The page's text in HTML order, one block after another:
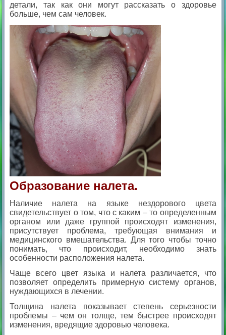
детали, так как они могут рассказать о здоровье
больше, чем сам человек.
Образование налета.
Наличие налета на языке нездорового цвета
свидетельствует о том, что с каким – то определенным
органом или даже группой происходят изменения,
присутствует проблема, требующая внимания и
медицинского вмешательства. Для того чтобы точно
понимать, что происходит, необходимо знать
особенности расположения налета.
Чаще всего цвет языка и налета различается, что
позволяет определить примерную систему органов,
нуждающихся в лечении.
Толщина налета показывает степень серьезности
проблемы – чем он толще, тем быстрее происходят
изменения, вредящие здоровью человека.